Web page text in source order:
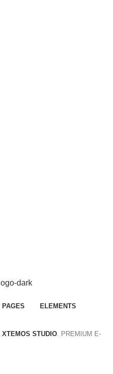
PAGES ELEMENTS
XTEMOS STUDIO . PREMIUM E-